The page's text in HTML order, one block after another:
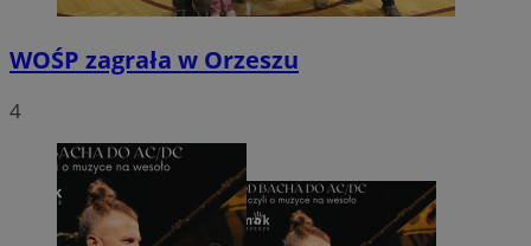
WOŚP zagrała w Orzeszu
4